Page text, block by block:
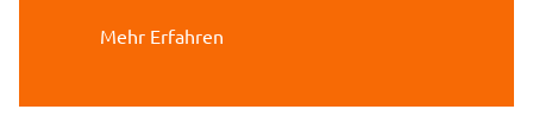
Mehr Erfahren